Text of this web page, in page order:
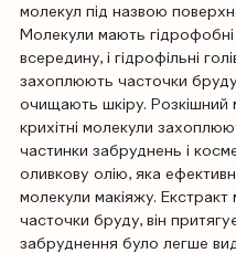
молекул під назвою
Молекули мають гідрофобні
всередину, і гідрофільні
захоплюють часточки
очищають шкіру. Розкішний
крихітні молекули
частинки забруднень і
оливкову олію, яка
молекули макіяжу. Екстракт
часточки бруду, він
забруднення було легше